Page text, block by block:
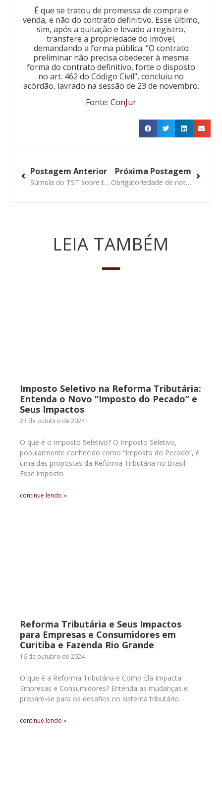
É que se tratou de promessa de compra e
venda, e não do contrato definitivo. Esse último,
sim, após a quitação e levado a registro,
transfere a propriedade do imóvel,
demandando a forma pública. ‘‘O contrato
preliminar não precisa obedecer à mesma
forma do contrato definitivo, forte o disposto
no art. 462 do Código Civil’’, concluiu no
acórdão, lavrado na sessão de 23 de novembro.
Fonte: ConJur
Postagem Anterior
Súmula do TST sobre terceirização não vale para contrato de alimentação
Próxima Postagem
Obrigatoriedade de nota fiscal em postagens pelos Correios não afeta MEI
LEIA TAMBÉM
Imposto Seletivo na Reforma Tributária:
Entenda o Novo “Imposto do Pecado” e
Seus Impactos
23 de outubro de 2024
O que é o Imposto Seletivo? O Imposto Seletivo,
popularmente conhecido como “Imposto do Pecado”, é
uma das propostas da Reforma Tributária no Brasil.
Esse imposto
continue lendo »
Reforma Tributária e Seus Impactos
para Empresas e Consumidores em
Curitiba e Fazenda Rio Grande
16 de outubro de 2024
O que é a Reforma Tributária e Como Ela Impacta
Empresas e Consumidores? Entenda as mudanças e
prepare-se para os desafios no sistema tributário.
continue lendo »